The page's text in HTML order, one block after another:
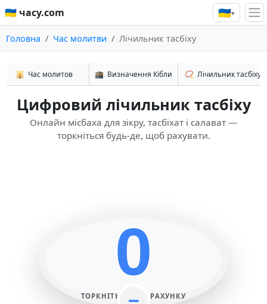
🇺🇦 часу.com 🇺🇦▾
Головна Час молитви Лічильник тасбіху
🕌 Час молитов 🕋 Визначення Кібли 📿 Лічильник тасбіху
Цифровий лічильник тасбіху
Онлайн місбаха для зікру, тасбіхат і салават —
торкніться будь-де, щоб рахувати.
0
ТОРКНІТЬСЯ ДЛЯ РАХУНКУ